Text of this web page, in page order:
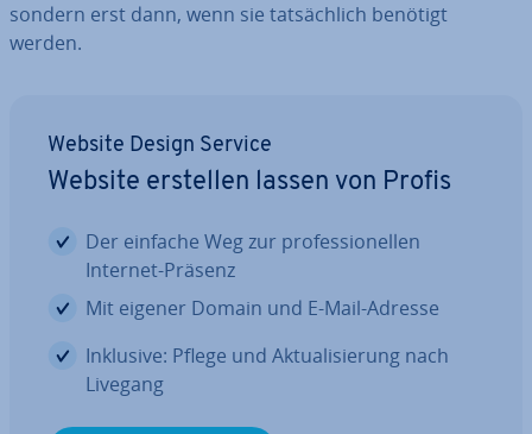
sondern erst dann, wenn sie tat­säch­lich benötigt
werden.
Website Design Service
Website erstellen lassen von Profis
Der einfache Weg zur pro­fes­sio­nel­len
Internet-Präsenz
Mit eigener Domain und E-Mail-Adresse
Inklusive: Pflege und Ak­tua­li­sie­rung nach
Livegang